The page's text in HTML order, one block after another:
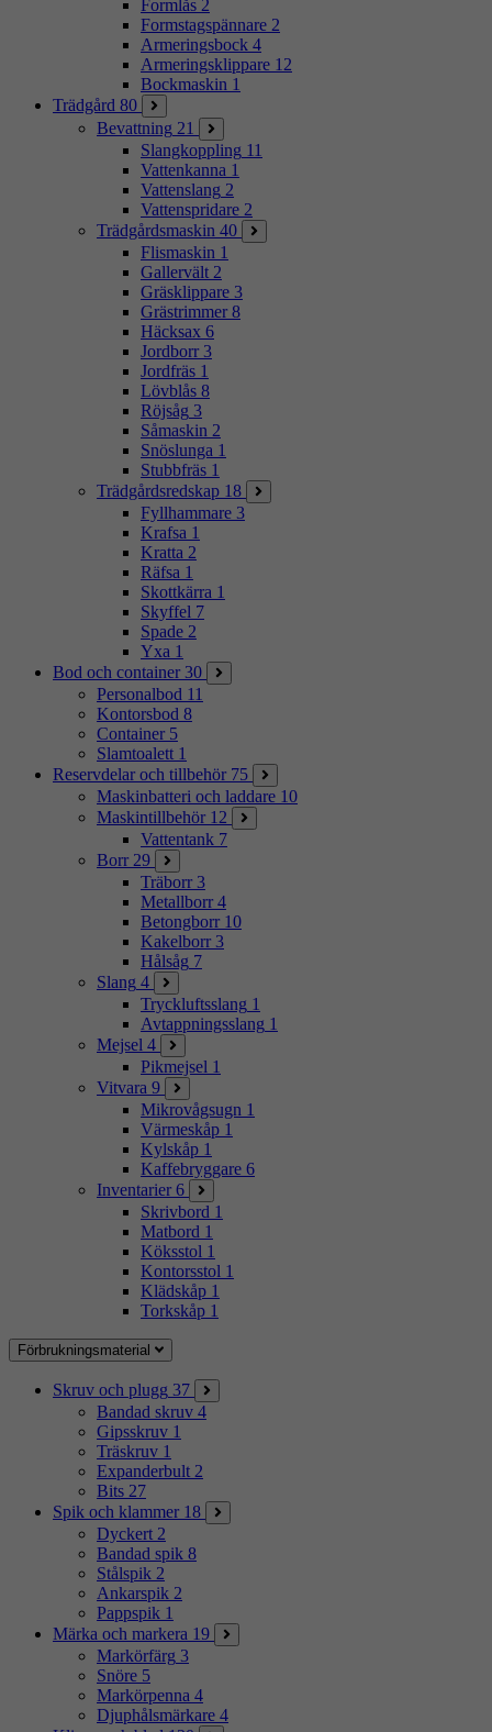
Formlås 2
Formstagspännare 2
Armeringsbock 4
Armeringsklippare 12
Bockmaskin 1
Trädgård 80
Bevattning 21
Slangkoppling 11
Vattenkanna 1
Vattenslang 2
Vattenspridare 2
Trädgårdsmaskin 40
Flismaskin 1
Gallervält 2
Gräsklippare 3
Grästrimmer 8
Häcksax 6
Jordborr 3
Jordfräs 1
Lövblås 8
Röjsåg 3
Såmaskin 2
Snöslunga 1
Stubbfräs 1
Trädgårdsredskap 18
Fyllhammare 3
Krafsa 1
Kratta 2
Räfsa 1
Skottkärra 1
Skyffel 7
Spade 2
Yxa 1
Bod och container 30
Personalbod 11
Kontorsbod 8
Container 5
Slamtoalett 1
Reservdelar och tillbehör 75
Maskinbatteri och laddare 10
Maskintillbehör 12
Vattentank 7
Borr 29
Träborr 3
Metallborr 4
Betongborr 10
Kakelborr 3
Hålsåg 7
Slang 4
Tryckluftsslang 1
Avtappningsslang 1
Mejsel 4
Pikmejsel 1
Vitvara 9
Mikrovågsugn 1
Värmeskåp 1
Kylskåp 1
Kaffebryggare 6
Inventarier 6
Skrivbord 1
Matbord 1
Köksstol 1
Kontorsstol 1
Klädskåp 1
Torkskåp 1
Förbrukningsmaterial
Skruv och plugg 37
Bandad skruv 4
Gipsskruv 1
Träskruv 1
Expanderbult 2
Bits 27
Spik och klammer 18
Dyckert 2
Bandad spik 8
Stålspik 2
Ankarspik 2
Pappspik 1
Märka och markera 19
Markörfärg 3
Snöre 5
Markörpenna 4
Djuphålsmärkare 4